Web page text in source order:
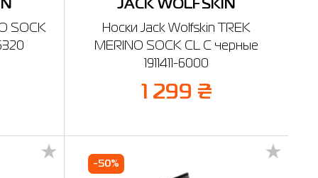
SOCK
JACK WOLFSKIN
Носки Jack Wolfskin TREK
MERINO SOCK CL C черные
1911411-6000
1 299 ₴
-50%